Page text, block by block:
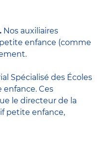
Nos auxiliaires
enfance (comme
Spécialisé des Écoles
enfance. Ces
le directeur de la
petite enfance,